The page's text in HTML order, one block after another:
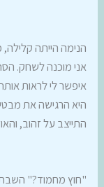
הנימה הייתה
אני מוכנה לשחק.
איפשר לי לראות
היא הרגישה את
התייצב על זהוב,
"חוץ מחמוד?"